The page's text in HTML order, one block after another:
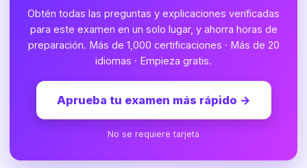
Obtén todas las preguntas y explicaciones verificadas
para este examen en un solo lugar, y ahorra horas de
preparación. Más de 1,000 certificaciones · Más de 20
idiomas · Empieza gratis.
Aprueba tu examen más rápido →
No se requiere tarjeta